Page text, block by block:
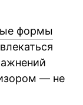
формы
— не